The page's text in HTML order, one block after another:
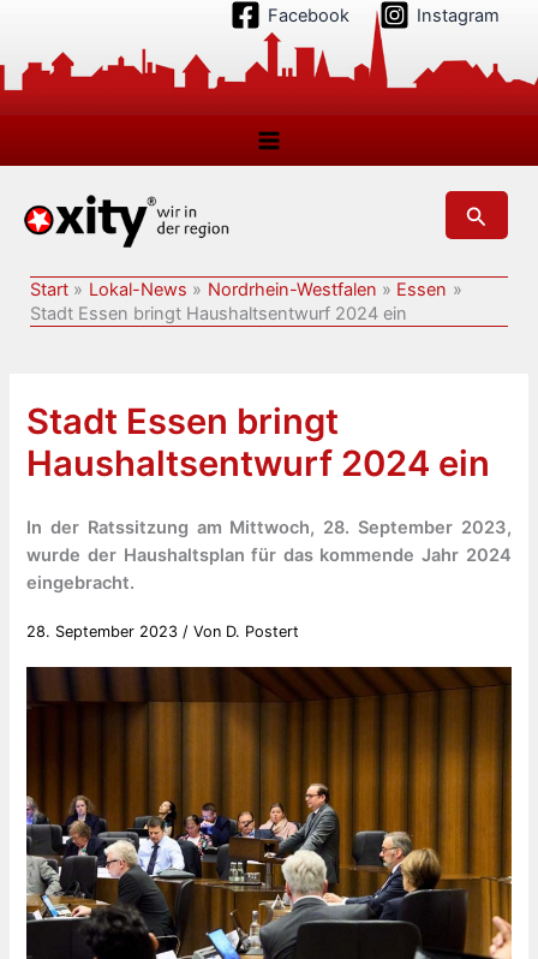
springen
Facebook Instagram
Suchen
Start Lokal-News Nordrhein-Westfalen
Essen
Stadt Essen bringt Haushaltsentwurf 2024 ein
Stadt Essen bringt
Haushaltsentwurf 2024 ein
In der Ratssitzung am Mittwoch, 28. September 2023,
wurde der Haushaltsplan für das kommende Jahr 2024
eingebracht.
28. September 2023 / Von D. Postert